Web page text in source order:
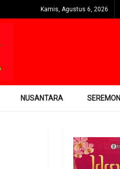
Kamis, Agustus 6, 2026
NUSANTARA SEREMONI